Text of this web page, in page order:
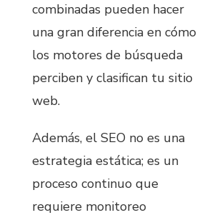
combinadas pueden hacer
una gran diferencia en cómo
los motores de búsqueda
perciben y clasifican tu sitio
web.
Además, el SEO no es una
estrategia estática; es un
proceso continuo que
requiere monitoreo